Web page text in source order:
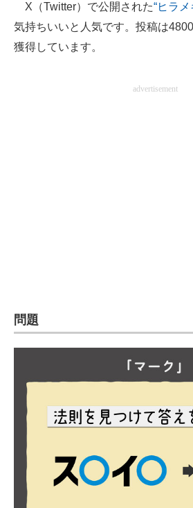
ITの今と未来を見通す
スマホと通信の最新トレンド
企業向けIT製品の総合サイト
製造業のIT導入・活用を支援
電子設計の基本と応用
X（Twitter）で公開された“ヒラメ
気持ちいいと人気です。投稿は
獲得しています。
advertisement
問題